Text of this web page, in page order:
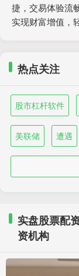
捷，交易体验流
实现财富增值，
热点关注
股市杠杆软件
美联储 遭遇
实盘股票配
资机构